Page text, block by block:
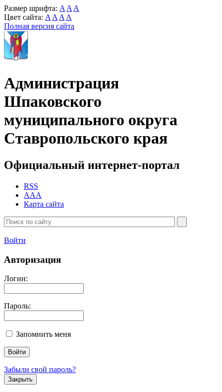
Размер шрифта: A A A
Цвет сайта: A A A A
Полная версия сайта
Администрация
Шпаковского
муниципального округа
Ставропольского края
Официальный интернет-портал
RSS
AAA
Карта сайта
Войти
Авторизация
Логин:
Пароль:
Запомнить меня
Забыли свой пароль?
Закрыть